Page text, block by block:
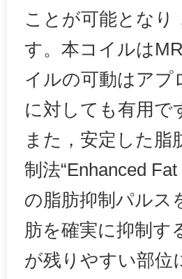
ことが可能となり
す。本コイルは
イルの可動はアプ
に対しても有用で
また，安定した脂
制法“Enhanced
の脂肪抑制パルス
肪を確実に抑制す
が残りやすい部位